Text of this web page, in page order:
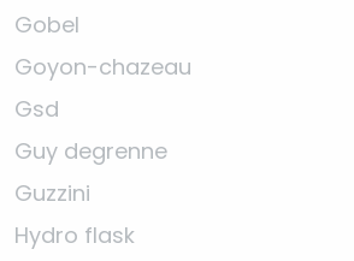
Gobel
Goyon-chazeau
Gsd
Guy degrenne
Guzzini
Hydro flask